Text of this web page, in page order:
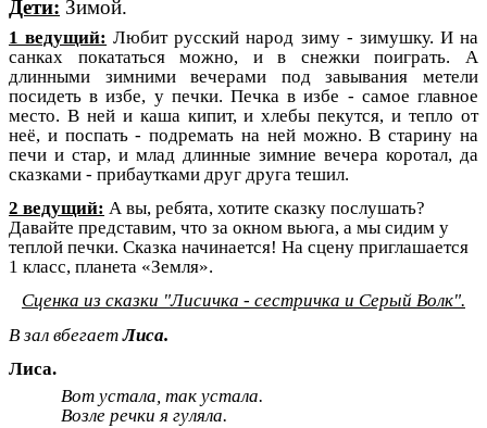
Дети: Зимой.
1 ведущий: Любит русский народ зиму - зимушку. И на
санках покататься можно, и в снежки поиграть. А
длинными зимними вечерами под завывания метели
посидеть в избе, у печки. Печка в избе - самое главное
место. В ней и каша кипит, и хлебы пекутся, и тепло от
неё, и поспать - подремать на ней можно. В старину на
печи и стар, и млад длинные зимние вечера коротал, да
сказками - прибаутками друг друга тешил.
2 ведущий: А вы, ребята, хотите сказку послушать?
Давайте представим, что за окном вьюга, а мы сидим у
теплой печки. Сказка начинается! На сцену приглашается
1 класс, планета «Земля».
Сценка из сказки "Лисичка - сестричка и Серый Волк".
В зал вбегаетЛиса.
Лиса.
Вот устала, так устала.
Возле речки я гуляла.